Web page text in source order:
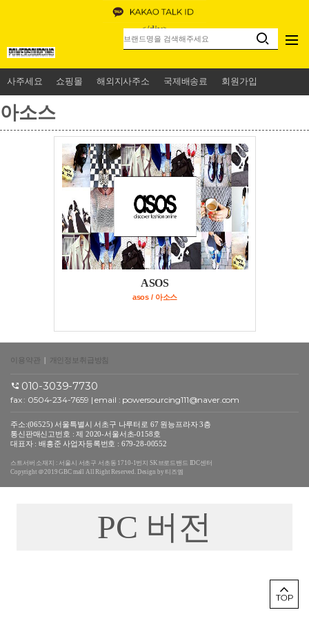
</div>
사주세요 쇼핑몰 해외지사주소 국제배송료 회원가입
아소스
ASOS
asos / 아소스
이용약관 | 개인정보취급방침
010-3039-7730
fax : 0504-234-7659 | email : powersourcing111@naver.com
주소:(06525) 서울특별시 서초구 나루터로 67 원능프라자 3층
통신판매신고번호 : 제 2020-서울서초-0158호
대표자 : 배흥준 사업자등록번호 : 679-28-00552
스트서버 소재지 : 서울시 서초구 서초동 1710-1번지 SK브로드밴드 IDC센터
Copyright ＠2019 GBC mall All Right Reserved. Design by 티즈엠
PC 버전